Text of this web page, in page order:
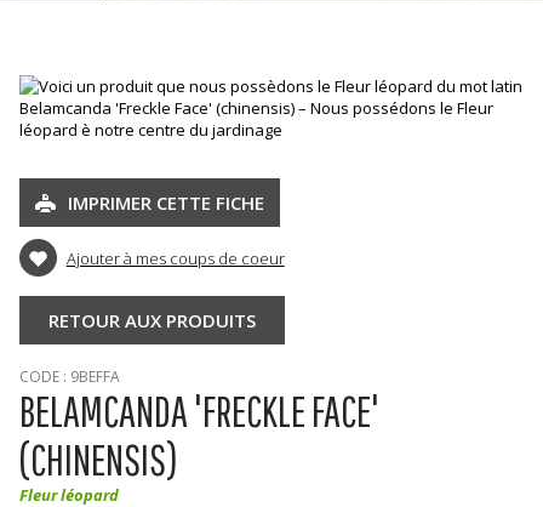
IMPRIMER CETTE FICHE
Ajouter à mes coups de coeur
RETOUR AUX PRODUITS
CODE : 9BEFFA
BELAMCANDA 'FRECKLE FACE'
(CHINENSIS)
Fleur léopard